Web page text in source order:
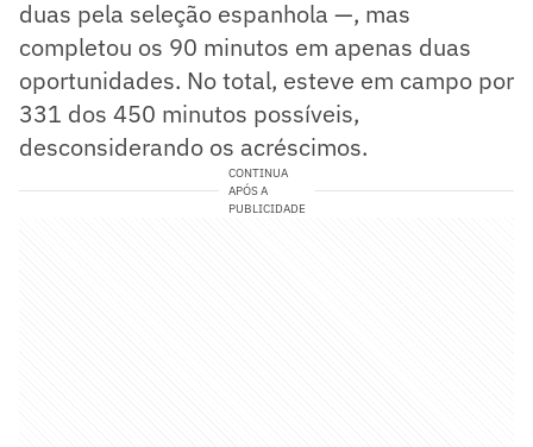
duas pela seleção espanhola —, mas
completou os 90 minutos em apenas duas
oportunidades. No total, esteve em campo por
331 dos 450 minutos possíveis,
desconsiderando os acréscimos.
CONTINUA
APÓS A
PUBLICIDADE